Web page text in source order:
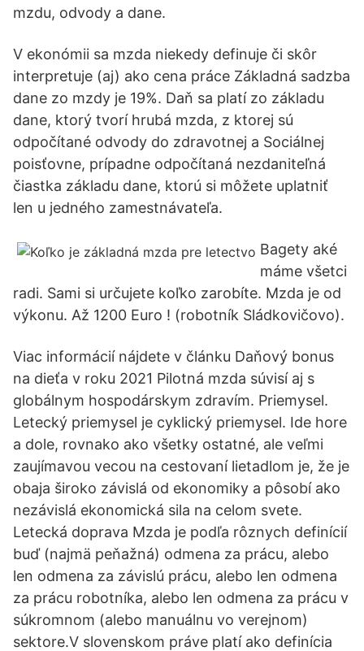
mzdu, odvody a dane.
V ekonómii sa mzda niekedy definuje či skôr
interpretuje (aj) ako cena práce Základná sadzba
dane zo mzdy je 19%. Daň sa platí zo základu
dane, ktorý tvorí hrubá mzda, z ktorej sú
odpočítané odvody do zdravotnej a Sociálnej
poisťovne, prípadne odpočítaná nezdaniteľná
čiastka základu dane, ktorú si môžete uplatniť
len u jedného zamestnávateľa.
Bagety aké
máme všetci
radi. Sami si určujete koľko zarobíte. Mzda je od
výkonu. Až 1200 Euro ! (robotník Sládkovičovo).
Viac informácií nájdete v článku Daňový bonus
na dieťa v roku 2021 Pilotná mzda súvisí aj s
globálnym hospodárskym zdravím. Priemysel.
Letecký priemysel je cyklický priemysel. Ide hore
a dole, rovnako ako všetky ostatné, ale veľmi
zaujímavou vecou na cestovaní lietadlom je, že je
obaja široko závislá od ekonomiky a pôsobí ako
nezávislá ekonomická sila na celom svete.
Letecká doprava Mzda je podľa rôznych definícií
buď (najmä peňažná) odmena za prácu, alebo
len odmena za závislú prácu, alebo len odmena
za prácu robotníka, alebo len odmena za prácu v
súkromnom (alebo manuálnu vo verejnom)
sektore.V slovenskom práve platí ako definícia